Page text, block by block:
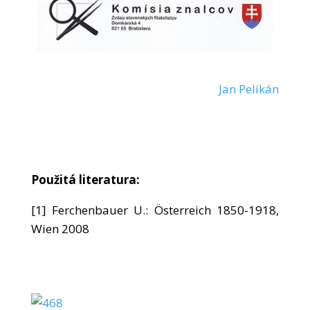
Jan Pelikán
Použitá literatura:
[1] Ferchenbauer U.: Österreich 1850-1918,
Wien 2008